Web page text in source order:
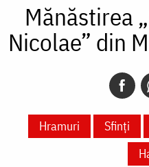
Mănăstirea
Nicolae” din
Hramuri Sfinți